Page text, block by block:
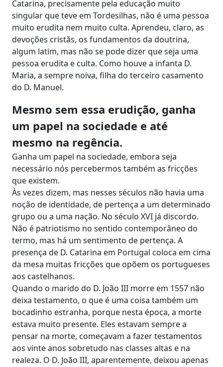
Catarina, precisamente pela educação muito
singular que teve em Tordesilhas, não é uma pessoa
muito erudita nem muito culta. Aprendeu, claro, as
devoções cristãs, os fundamentos da doutrina,
algum latim, mas não se pode dizer que seja uma
pessoa erudita e culta. Como houve a infanta D.
Maria, a sempre noiva, filha do terceiro casamento
do D. Manuel.
Mesmo sem essa erudição, ganha
um papel na sociedade e até
mesmo na regência.
Ganha um papel na sociedade, embora seja
necessário nós percebermos também as fricções
que existem.
Às vezes dizem, mas nesses séculos não havia uma
noção de identidade, de pertença a um determinado
grupo ou a uma nação. No século XVI já discordo.
Não é patriotismo no sentido contemporâneo do
termo, mas há um sentimento de pertença. A
presença de D. Catarina em Portugal coloca em cima
da mesa muitas fricções que opõem os portugueses
aos castelhanos.
Quando o marido do D. João III morre em 1557 não
deixa testamento, o que é uma coisa também um
bocadinho estranha, porque nesta época, a morte
estava muito presente. Eles estavam sempre a
pensar na morte, começavam a fazer testamentos
aos vinte anos sobretudo nas classes altas e na
realeza. O D. João III, aparentemente, deixou apenas